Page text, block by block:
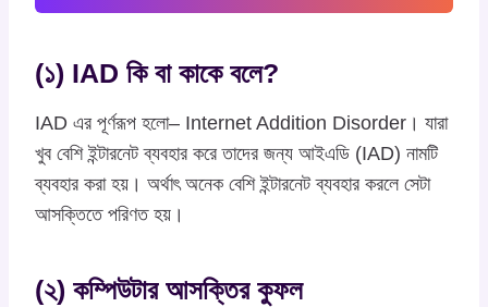
(১) IAD কি বা কাকে বলে?
IAD এর পূর্ণরূপ হলো– Internet Addition Disorder। যারা
খুব বেশি ইন্টারনেট ব্যবহার করে তাদের জন্য আইএডি (IAD) নামটি
ব্যবহার করা হয়। অর্থাৎ অনেক বেশি ইন্টারনেট ব্যবহার করলে সেটা
আসক্তিতে পরিণত হয়।
(২) কম্পিউটার আসক্তির কুফল